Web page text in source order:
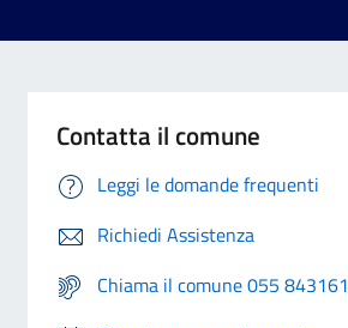
Contatta il comune
Leggi le domande frequenti
Richiedi Assistenza
Chiama il comune 055 843161